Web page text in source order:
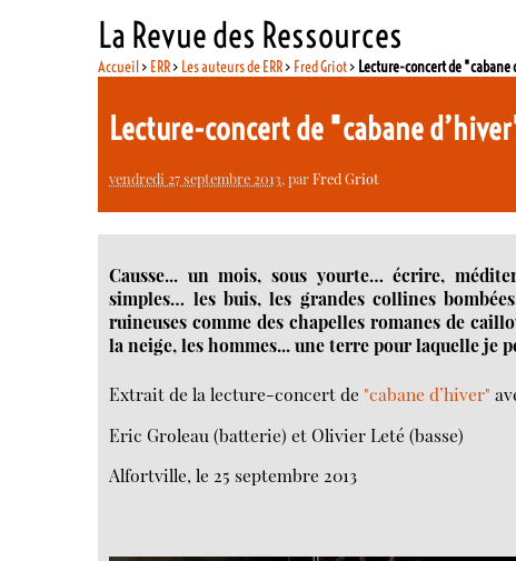
La Revue des Ressources
Accueil> ERR> Les auteurs de ERR> Fred Griot> Lecture-concert de "cabane
Lecture-concert de "cabane
vendredi 27 septembre 2013, parFred Griot
Causse... un mois, sous yourte… écrire,
simples… les buis, les grandes collines
ruineuses comme des chapelles romanes de
la neige, les hommes... une terre pour laquelle je
Extrait de la lecture-concert de "cabane d’hiver"
Eric Groleau (batterie) et Olivier Leté (basse)
Alfortville, le 25 septembre 2013